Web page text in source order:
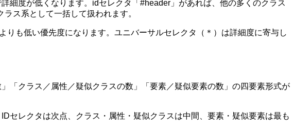
細度が低くなります。idセレクタ「#header」があれば、他の多くのクラス
ス系として一括して扱われます。
も低い優先度になります。ユニバーサルセレクタ（＊）は詳細度に寄与し
「クラス／属性／疑似クラスの数」「要素／疑似要素の数」の四要素形式が
セレクタは次点、クラス・属性・疑似クラスは中間、要素・疑似要素は最も